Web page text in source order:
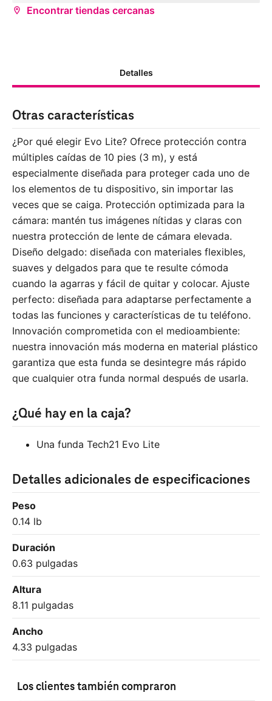
Encontrar tiendas cercanas
Detalles
Otras características
¿Por qué elegir Evo Lite? Ofrece protección contra
múltiples caídas de 10 pies (3 m), y está
especialmente diseñada para proteger cada uno de
los elementos de tu dispositivo, sin importar las
veces que se caiga. Protección optimizada para la
cámara: mantén tus imágenes nítidas y claras con
nuestra protección de lente de cámara elevada.
Diseño delgado: diseñada con materiales flexibles,
suaves y delgados para que te resulte cómoda
cuando la agarras y fácil de quitar y colocar. Ajuste
perfecto: diseñada para adaptarse perfectamente a
todas las funciones y características de tu teléfono.
Innovación comprometida con el medioambiente:
nuestra innovación más moderna en material plástico
garantiza que esta funda se desintegre más rápido
que cualquier otra funda normal después de usarla.
¿Qué hay en la caja?
Una funda Tech21 Evo Lite
Detalles adicionales de especificaciones
Peso
0.14 lb
Duración
0.63 pulgadas
Altura
8.11 pulgadas
Ancho
4.33 pulgadas
Los clientes también compraron